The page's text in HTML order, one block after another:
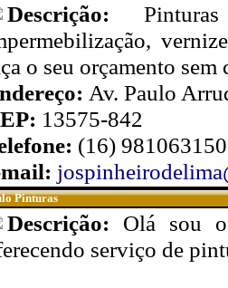
Descrição:
o seu orçamento sem
Av. Paulo
13575-842
(16)
Pinturas
Descrição: Olá sou
serviço de